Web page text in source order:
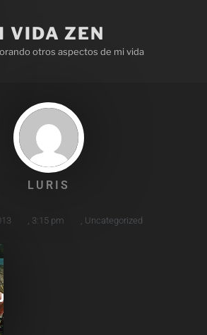
VIDA ZEN
otros aspectos de mi vida
LURIS
3:15 pm Uncategorized